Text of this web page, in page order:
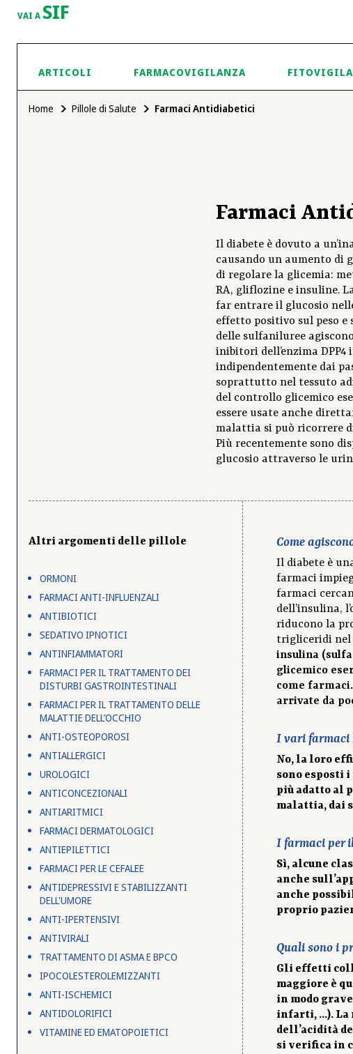
VAI A SIF
ARTICOLI FARMACOVIGILANZA
Home Pillole di Salute Farmaci Antidiabetici
Farmaci
Il diabete è dovuto a
causando un aumento di
di regolare la glicemia:
RA, gliflozine e insuline.
far entrare il glucosio
effetto positivo sul peso
delle sulfaniluree
inibitori dell’enzima
indipendentemente dai
soprattutto nel tessuto
del controllo glicemico
essere usate anche
malattia si può ricorrere
Più recentemente sono
glucosio attraverso le
Altri argomenti delle pillole
ORMONI
FARMACI ANTI-INFLUENZALI
ANTIBIOTICI
SEDATIVO IPNOTICI
ANTINFIAMMATORI
FARMACI PER IL TRATTAMENTO DEI
DISTURBI GASTROINTESTINALI
FARMACI PER IL TRATTAMENTO DELLE
MALATTIE DELL’OCCHIO
ANTI-OSTEOPOROSI
ANTIALLERGICI
UROLOGICI
ANTICONCEZIONALI
ANTIARITMICI
FARMACI DERMATOLOGICI
ANTIEPILETTICI
FARMACI PER LE CEFALEE
ANTIDEPRESSIVI E STABILIZZANTI
DELL'UMORE
ANTI-IPERTENSIVI
ANTIVIRALI
TRATTAMENTO DI ASMA E BPCO
IPOCOLESTEROLEMIZZANTI
ANTI-ISCHEMICI
ANTIDOLORIFICI
VITAMINE ED EMATOPOIETICI
Come
Il diabete è
farmaci
farmaci
dell’insulina,
riducono la
trigliceridi nel
insulina (
glicemico
come
arrivate da
I vari farmaci
No, la loro
sono esposti
più adatto al
malattia, dai
I farmaci per
Sì, alcune
anche
anche
proprio
Quali sono i
Gli effetti
maggiore è
in modo
infarti, …). La
dell’acidità
si verifica in